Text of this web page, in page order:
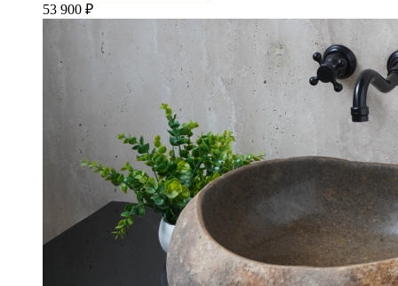
53 900 ₽